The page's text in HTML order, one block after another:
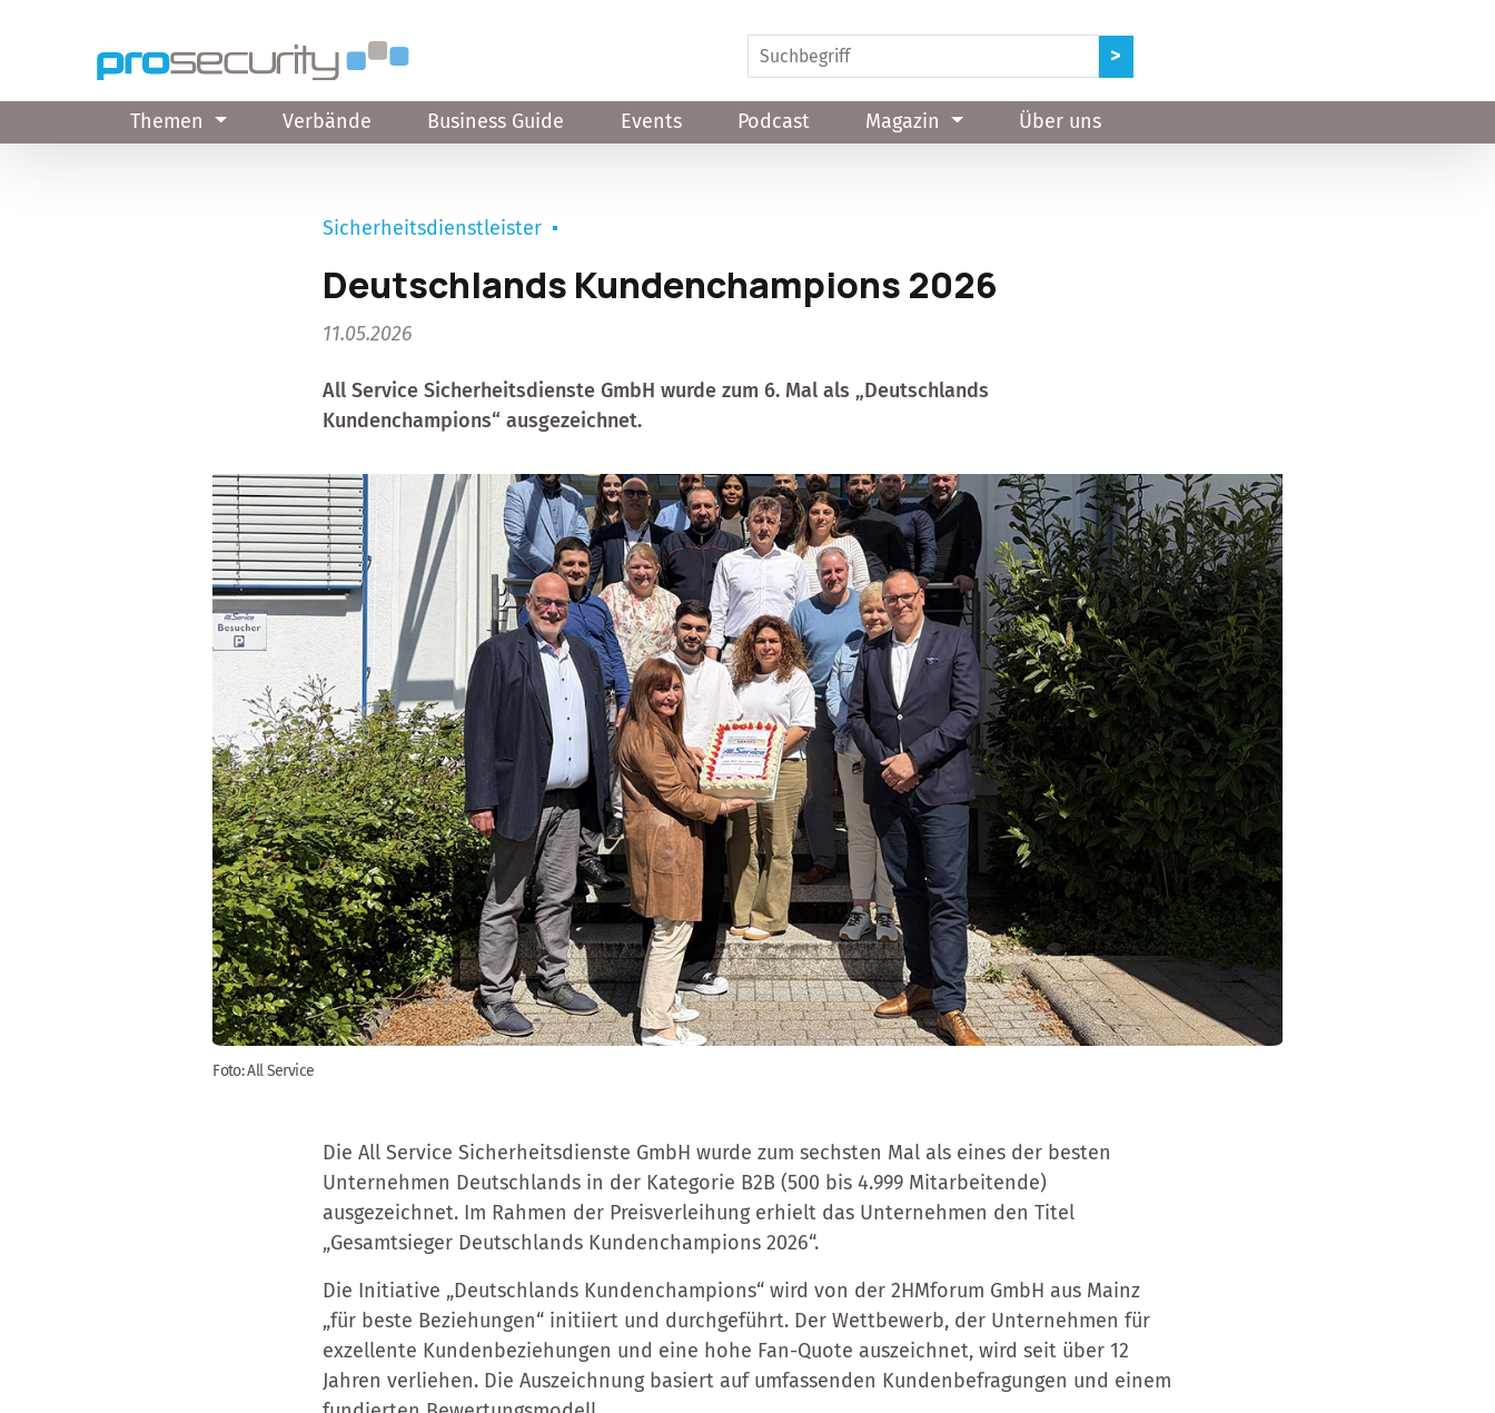
Themen Verbände Business Guide Events Podcast Magazin Über uns
Sicherheitsdienstleister
Deutschlands Kundenchampions 2026
11.05.2026
All Service Sicherheitsdienste GmbH wurde zum 6. Mal als „Deutschlands
Kundenchampions“ ausgezeichnet.
Foto: All Service
Die All Service Sicherheitsdienste GmbH wurde zum sechsten Mal als eines der besten
Unternehmen Deutschlands in der Kategorie B2B (500 bis 4.999 Mitarbeitende)
ausgezeichnet. Im Rahmen der Preisverleihung erhielt das Unternehmen den Titel
„Gesamtsieger Deutschlands Kundenchampions 2026“.
Die Initiative „Deutschlands Kundenchampions“ wird von der 2HMforum GmbH aus Mainz
„für beste Beziehungen“ initiiert und durchgeführt. Der Wettbewerb, der Unternehmen für
exzellente Kundenbeziehungen und eine hohe Fan-Quote auszeichnet, wird seit über 12
Jahren verliehen. Die Auszeichnung basiert auf umfassenden Kundenbefragungen und einem